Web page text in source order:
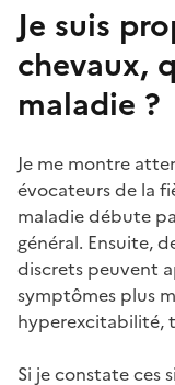
Je suis
chevaux,
maladie ?
Je me montre
évocateurs de la
maladie débute
général. Ensuite,
discrets peuvent
symptômes plus
hyperexcitabilité,
Si je constate ces